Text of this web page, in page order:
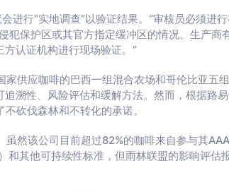
进行“实地调查”以验证结果。“审核员必须进
犯保护区或其官方指定缓冲区的情况。生产
认证机构进行现场验证。”
供应咖啡的巴西一组混合农场和哥伦比亚五
溯性、风险评估和缓解方法。然而，根据路
砍伐森林和不转化的承诺。
然该公司目前超过82%的咖啡来自参与其
和其他可持续性标准，但雨林联盟的影响评估